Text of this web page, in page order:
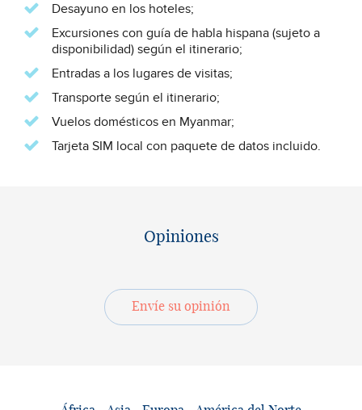
Desayuno en los hoteles;
Excursiones con guía de habla hispana (sujeto a
disponibilidad) según el itinerario;
Entradas a los lugares de visitas;
Transporte según el itinerario;
Vuelos domésticos en Myanmar;
Tarjeta SIM local con paquete de datos incluido.
Opiniones
Envíe su opinión